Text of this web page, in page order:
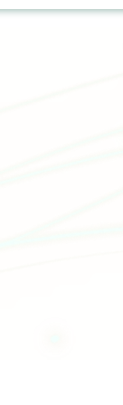
膝關節健康